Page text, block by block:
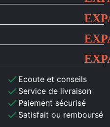
check Ecoute et conseils
check Service de livraison
check Paiement sécurisé
check Satisfait ou remboursé